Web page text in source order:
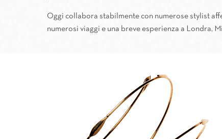
Oggi collabora stabilmente con numerose stylist
numerosi viaggi e una breve esperienza a Londra,